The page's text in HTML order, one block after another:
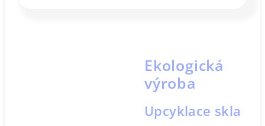
Ekologická
výroba
Upcyklace skla